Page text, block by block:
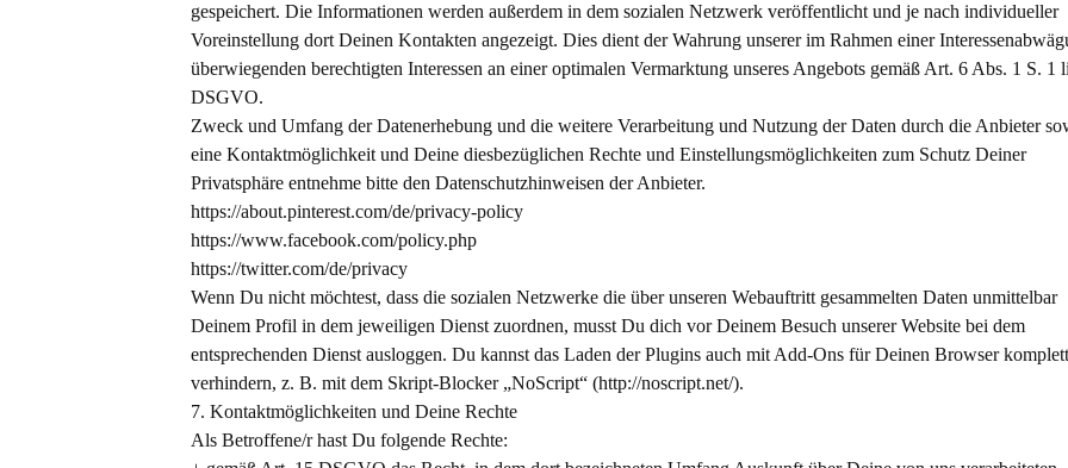
gespeichert. Die Informationen werden außerdem in dem sozialen Netzwerk veröffentlicht und je nach individueller
Voreinstellung dort Deinen Kontakten angezeigt. Dies dient der Wahrung unserer im Rahmen einer
überwiegenden berechtigten Interessen an einer optimalen Vermarktung unseres Angebots gemäß Art. 6 Abs. 1 S. 1
DSGVO.
Zweck und Umfang der Datenerhebung und die weitere Verarbeitung und Nutzung der Daten durch die Anbieter
eine Kontaktmöglichkeit und Deine diesbezüglichen Rechte und Einstellungsmöglichkeiten zum Schutz Deiner
Privatsphäre entnehme bitte den Datenschutzhinweisen der Anbieter.
https://about.pinterest.com/de/privacy-policy
https://www.facebook.com/policy.php
https://twitter.com/de/privacy
Wenn Du nicht möchtest, dass die sozialen Netzwerke die über unseren Webauftritt gesammelten Daten unmittelbar
Deinem Profil in dem jeweiligen Dienst zuordnen, musst Du dich vor Deinem Besuch unserer Website bei dem
entsprechenden Dienst ausloggen. Du kannst das Laden der Plugins auch mit Add-Ons für Deinen Browser komplett
verhindern, z. B. mit dem Skript-Blocker „NoScript“ (http://noscript.net/).
7. Kontaktmöglichkeiten und Deine Rechte
Als Betroffene/r hast Du folgende Rechte: